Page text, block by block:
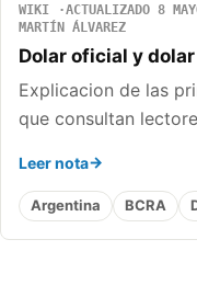
WIKI ACTUALIZADO 8
MARTÍN ÁLVAREZ
Dolar oficial y
Explicacion de las
que consultan
Leer nota
Argentina BCRA